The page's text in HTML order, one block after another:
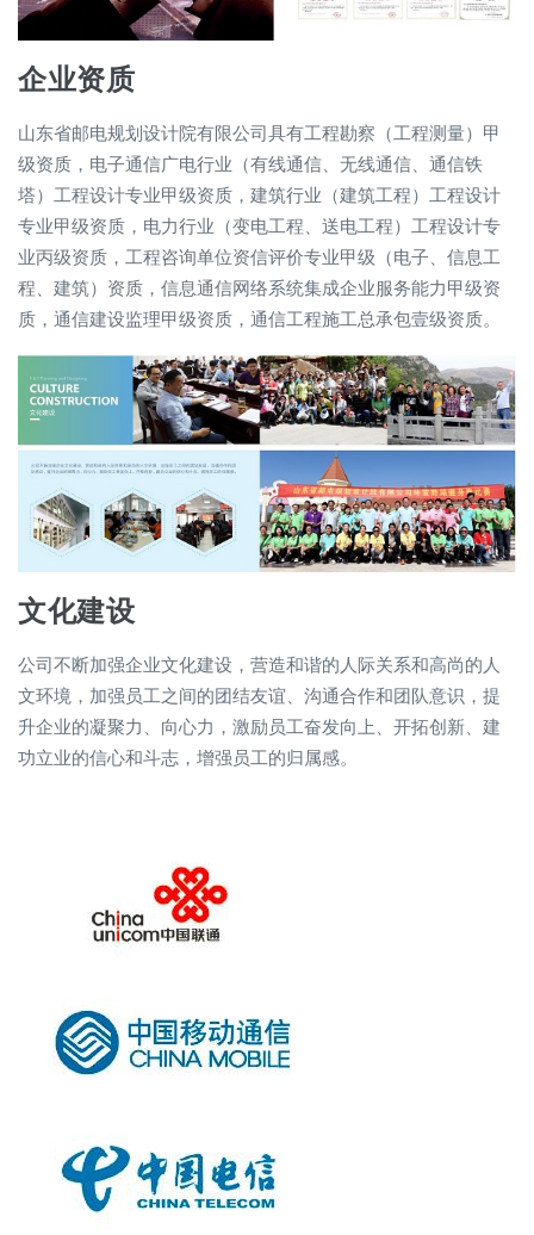
企业资质
山东省邮电规划设计院有限公司具有工程勘察（工程测量）甲
级资质，电子通信广电行业（有线通信、无线通信、通信铁
塔）工程设计专业甲级资质，建筑行业（建筑工程）工程设计
专业甲级资质，电力行业（变电工程、送电工程）工程设计专
业丙级资质，工程咨询单位资信评价专业甲级（电子、信息工
程、建筑）资质，信息通信网络系统集成企业服务能力甲级资
质，通信建设监理甲级资质，通信工程施工总承包壹级资质。
文化建设
公司不断加强企业文化建设，营造和谐的人际关系和高尚的人
文环境，加强员工之间的团结友谊、沟通合作和团队意识，提
升企业的凝聚力、向心力，激励员工奋发向上、开拓创新、建
功立业的信心和斗志，增强员工的归属感。